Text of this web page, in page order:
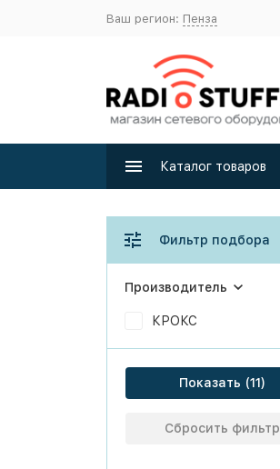
Ваш регион: Пенза
Каталог товаров
Фильтр подбора
Производитель
КРОКС
Показать
Сбросить фильтр